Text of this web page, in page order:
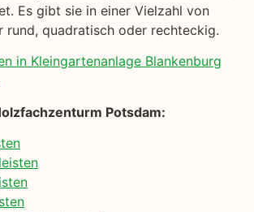
Es gibt sie in einer Vielzahl von
rund, quadratisch oder rechteckig.
in Kleingartenanlage Blankenburg
Potsdam: